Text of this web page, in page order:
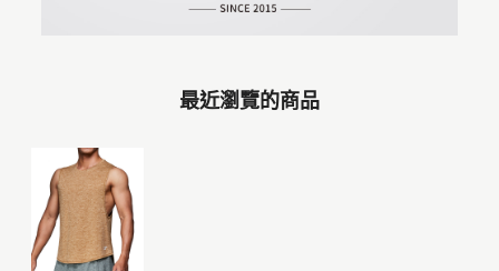
最近瀏覽的商品